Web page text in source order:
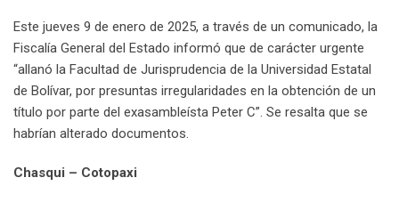
Este jueves 9 de enero de 2025, a través de un comunicado, la
Fiscalía General del Estado informó que de carácter urgente
“allanó la Facultad de Jurisprudencia de la Universidad Estatal
de Bolívar, por presuntas irregularidades en la obtención de un
título por parte del exasambleísta Peter C”. Se resalta que se
habrían alterado documentos.
Chasqui – Cotopaxi